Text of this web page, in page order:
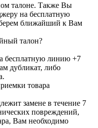
талоне. Также Вы
на бесплатную
ближайший к Вам
талон?
бесплатную линию +7
дубликат, либо
товара
замене в течение 7
повреждений,
Вам необходимо